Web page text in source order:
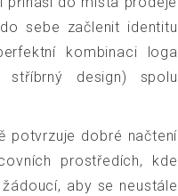
sebe začlenit identitu
kombinaci loga
design) spolu
potvrzuje dobré načtení
prostředích, kde
aby se neustále